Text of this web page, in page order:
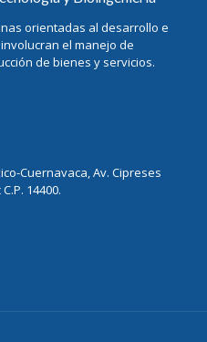
orientadas al desarrollo e
el manejo de
de bienes y servicios.
Cuernavaca, Av. Cipreses
14400.